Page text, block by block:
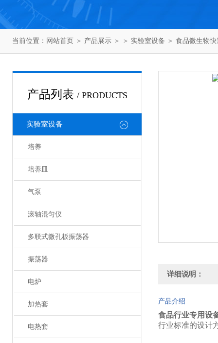
当前位置： 网站首页 ＞ 产品展示 ＞ ＞ 实验室设备 ＞ 食品微生物
产品列表 / PRODUCTS
实验室设备
培养
培养皿
气泵
滚轴混匀仪
多联式微孔板振荡器
振荡器
电炉
加热套
电热套
详细说明：
产品介绍
食品行业专用设
行业标准的设计